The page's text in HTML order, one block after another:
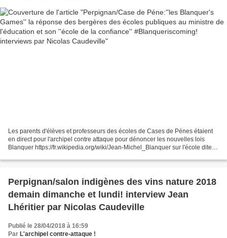
Les parents d'élèves et professeurs des écoles de Cases de Pénes étaient
en direct pour l'archipel contre attaque pour dénoncer les nouvelles lois
Blanquer https://fr.wikipedia.org/wiki/Jean-Michel_Blanquer sur l'école dite
Perpignan/salon indigènes des vins nature 2018
demain dimanche et lundi! interview Jean
Lhéritier par Nicolas Caudeville
Publié le 28/04/2018 à 16:59
Par L'archipel contre-attaque !